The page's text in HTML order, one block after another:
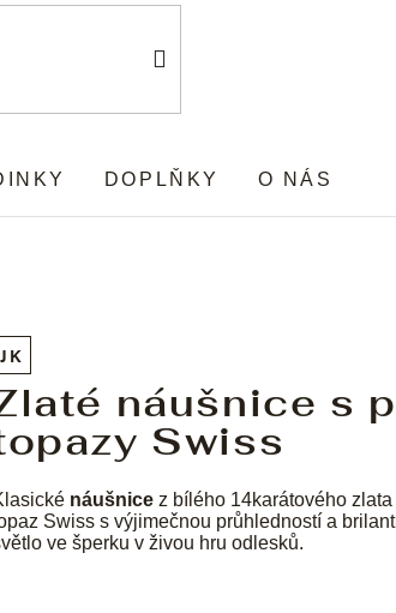
DOPLŇKY O NÁS
JK
náušnice s
Swiss
náušnice z bílého 14karátového
Swiss s výjimečnou průhledností a
ve šperku v živou hru odlesků.